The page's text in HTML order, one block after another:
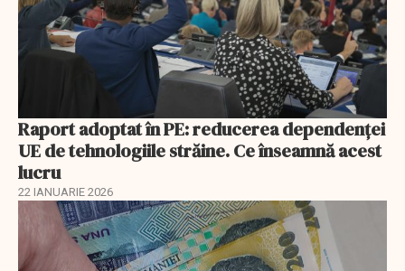
Raport adoptat în PE: reducerea dependenței
UE de tehnologiile străine. Ce înseamnă acest
lucru
22 IANUARIE 2026